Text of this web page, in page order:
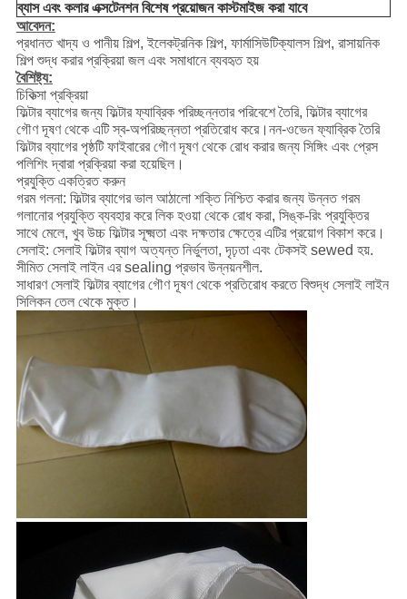
ব্যাস এবং কলার এক্সটেনশন বিশেষ প্রয়োজন কাস্টমাইজ করা যাবে
আবেদন:
প্রধানত খাদ্য ও পানীয় শিল্প, ইলেকট্রনিক শিল্প, ফার্মাসিউটিক্যালস শিল্প, রাসায়নিক
শিল্প শুদ্ধ করার প্রক্রিয়া জল এবং সমাধানে ব্যবহৃত হয়
বৈশিষ্ট্য:
চিকিত্সা প্রক্রিয়া
ফিল্টার ব্যাগের জন্য ফিল্টার ফ্যাব্রিক পরিচ্ছন্নতার পরিবেশে তৈরি, ফিল্টার ব্যাগের
গৌণ দূষণ থেকে এটি স্ব-অপরিচ্ছন্নতা প্রতিরোধ করে।নন-ওভেন ফ্যাব্রিক তৈরি
ফিল্টার ব্যাগের পৃষ্ঠটি ফাইবারের গৌণ দূষণ থেকে রোধ করার জন্য সিঙ্গিং এবং প্রেস
পলিশিং দ্বারা প্রক্রিয়া করা হয়েছিল।
প্রযুক্তি একত্রিত করুন
গরম গলনা: ফিল্টার ব্যাগের ভাল আঠালো শক্তি নিশ্চিত করার জন্য উন্নত গরম
গলানোর প্রযুক্তি ব্যবহার করে লিক হওয়া থেকে রোধ করা, সিঙ্ক-রিং প্রযুক্তির
সাথে মেলে, খুব উচ্চ ফিল্টার সূক্ষ্মতা এবং দক্ষতার ক্ষেত্রে এটির প্রয়োগ বিকাশ করে।
সেলাই: সেলাই ফিল্টার ব্যাগ অত্যন্ত নির্ভুলতা, দৃঢ়তা এবং টেকসই sewed হয়.
সীমিত সেলাই লাইন এর sealing প্রভাব উন্নয়নশীল.
সাধারণ সেলাই ফিল্টার ব্যাগের গৌণ দূষণ থেকে প্রতিরোধ করতে বিশুদ্ধ সেলাই লাইন
সিলিকন তেল থেকে মুক্ত।